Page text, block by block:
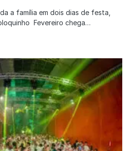
a família em dois dias de festa,
Fevereiro chega…